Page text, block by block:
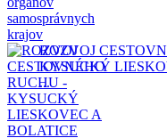
ROZVOJ
KYSUCKÝ
...